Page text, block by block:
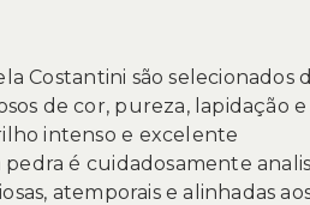
Costantini são selecionados
de cor, pureza, lapidação e
intenso e excelente
é cuidadosamente
atemporais e alinhadas